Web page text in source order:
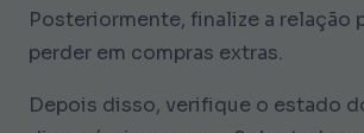
Posteriormente, finalize a relação
perder em compras extras.
Depois disso, verifique o estado